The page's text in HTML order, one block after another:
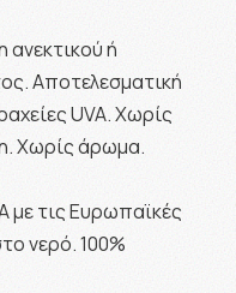
ή
Αποτελεσματική
UVA. Χωρίς
Χωρίς άρωμα.
με τις Ευρωπαϊκές
νερό. 100%